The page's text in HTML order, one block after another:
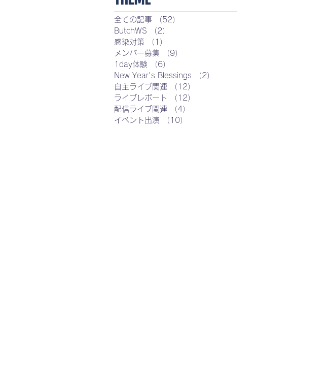
全ての記事 （52）
ButchWS
（2）
感染対策
（1）
メンバー募集
（9）
1day体験
（6）
New Year's Blessings
（2）
自主ライブ関連
（12）
ライブレポート
（12）
配信ライブ関連
（4）
イベント出演
（10）